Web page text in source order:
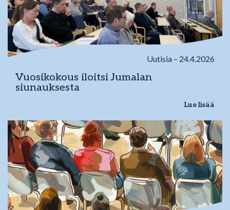
Uutisia – 24.4.2026
Vuosikokous iloitsi Jumalan
siunauksesta
Lue lisää